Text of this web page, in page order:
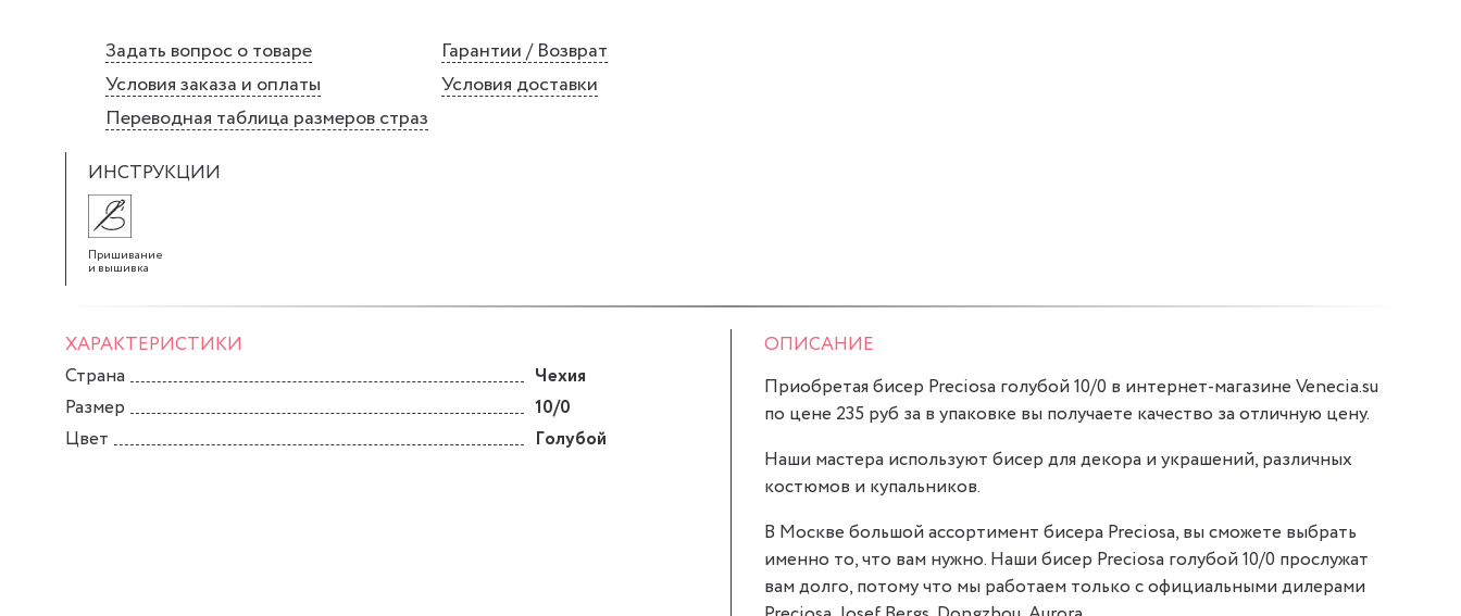
Задать вопрос о товаре
Гарантии / Возврат
Условия заказа и оплаты
Условия доставки
Переводная таблица размеров страз
ИНСТРУКЦИИ
Пришивание
и вышивка
ХАРАКТЕРИСТИКИ
Страна
Чехия
Размер
10/0
Цвет
Голубой
ОПИСАНИЕ
Приобретая бисер Preciosa голубой 10/0 в интернет-магазине Venecia.su
по цене 235 руб за в упаковке вы получаете качество за отличную цену.
Наши мастера используют бисер для декора и украшений, различных
костюмов и купальников.
В Москве большой ассортимент бисера Preciosa, вы сможете выбрать
именно то, что вам нужно. Наши бисер Preciosa голубой 10/0 прослужат
вам долго, потому что мы работаем только с официальными дилерами